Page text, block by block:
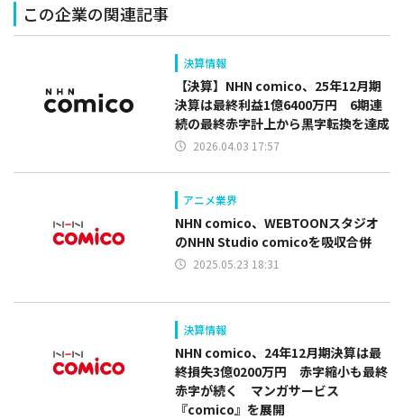
この企業の関連記事
決算情報
【決算】NHN comico、25年12月期
決算は最終利益1億6400万円 6期連
続の最終赤字計上から黒字転換を達成
2026.04.03 17:57
アニメ業界
NHN comico、WEBTOONスタジオ
のNHN Studio comicoを吸収合併
2025.05.23 18:31
決算情報
NHN comico、24年12月期決算は最
終損失3億0200万円 赤字縮小も最終
赤字が続く マンガサービス
『comico』を展開